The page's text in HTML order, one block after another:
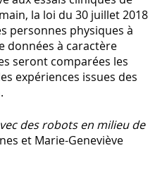
la loi du 30 juillet 2018
personnes physiques à
données à caractère
seront comparées les
expériences issues des
des robots en milieu de
et Marie-Geneviève